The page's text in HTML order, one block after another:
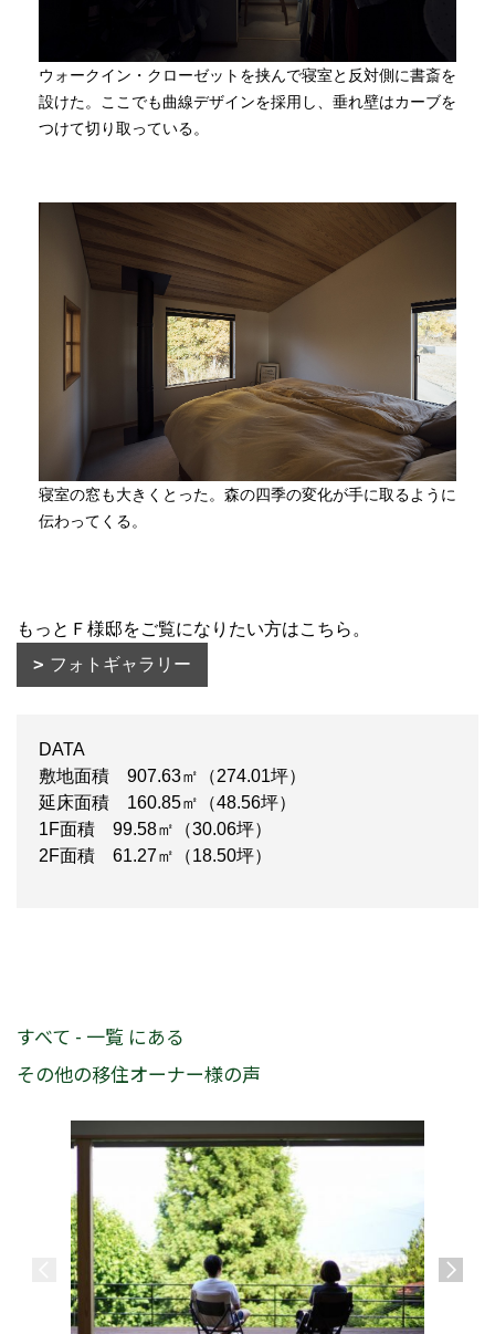
ウォークイン・クローゼットを挟んで寝室と反対側に書斎を
設けた。ここでも曲線デザインを採用し、垂れ壁はカーブを
つけて切り取っている。
寝室の窓も大きくとった。森の四季の変化が手に取るように
伝わってくる。
もっとＦ様邸をご覧になりたい方はこちら。
フォトギャラリー
DATA
敷地面積 907.63㎡（274.01坪）
延床面積 160.85㎡（48.56坪）
1F面積 99.58㎡（30.06坪）
2F面積 61.27㎡（18.50坪）
すべて - 一覧 にある
その他の移住オーナー様の声